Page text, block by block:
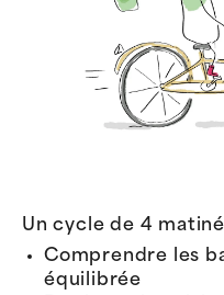
Un cycle de 4
Comprendre les
équilibrée